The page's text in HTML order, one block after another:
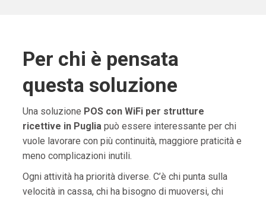
Per chi è pensata
questa soluzione
Una soluzione POS con WiFi per strutture
ricettive in Pugliapuò essere interessante per chi
vuole lavorare con più continuità, maggiore praticità e
meno complicazioni inutili.
Ogni attività ha priorità diverse. C’è chi punta sulla
velocità in cassa, chi ha bisogno di muoversi, chi